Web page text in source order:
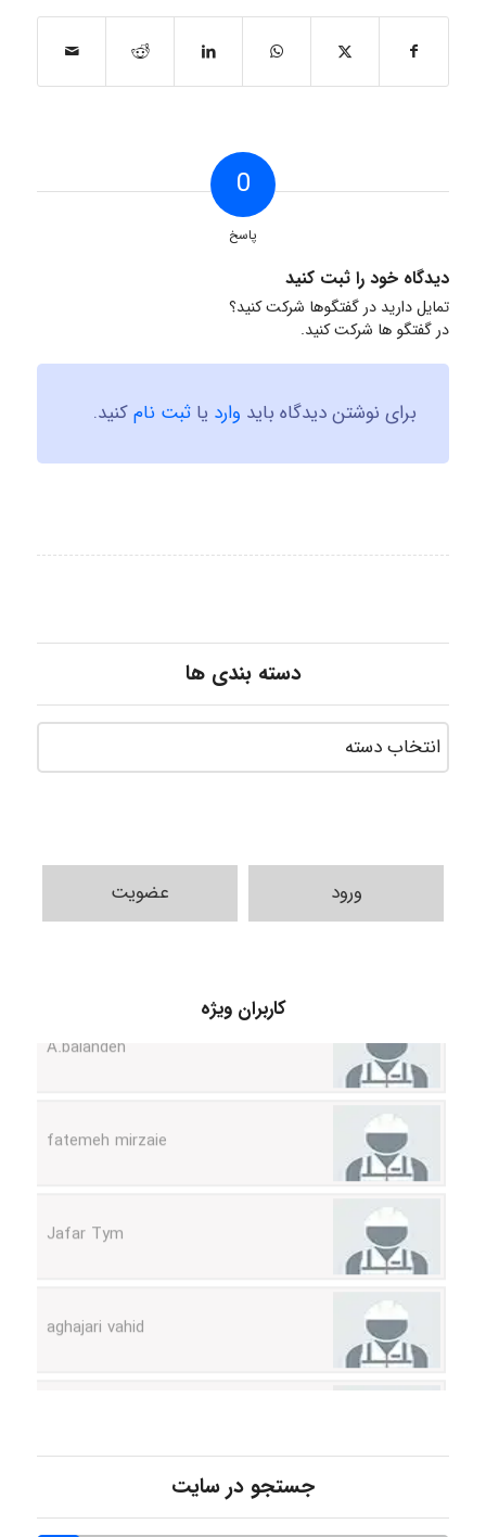
0
پاسخ
دیدگاه خود را ثبت کنید
تمایل دارید در گفتگوها شرکت کنید؟
در گفتگو ها شرکت کنید.
برای نوشتن دیدگاه باید وارد یا ثبت نامکنید.
دسته بندی ها
ورود عضویت
کاربران ویژه
جستجو در سایت